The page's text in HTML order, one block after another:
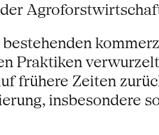
Praktiken
frühere Zeiten
insbesondere